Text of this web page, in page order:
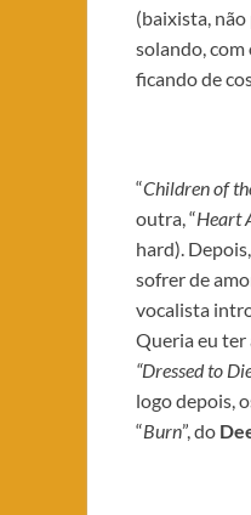
(baixista,
solando, com
ficando de
“Children of
outra, “Heart
hard).
sofrer de
vocalista
Queria eu ter
“Dressed to
logo depois,
“Burn”, do